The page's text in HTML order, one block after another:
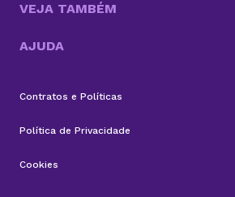
VEJA TAMBÉM
AJUDA
Contratos e Políticas
Política de Privacidade
Cookies